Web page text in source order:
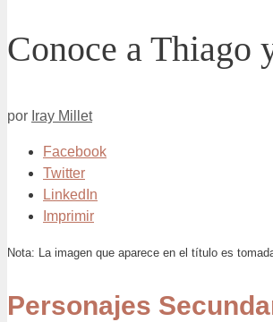
Conoce a Thiago
por Iray Millet
Facebook
Twitter
LinkedIn
Imprimir
Nota: La imagen que aparece en el título es
Personajes